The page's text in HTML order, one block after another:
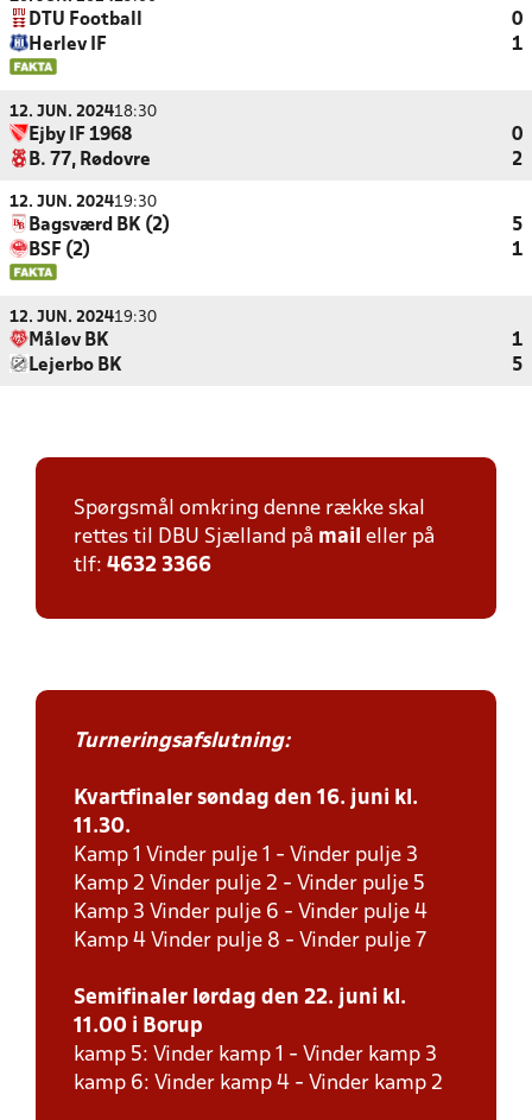
DTU Football
0
Herlev IF
1
12. JUN. 202418:30
Ejby IF 1968
0
B. 77, Rødovre
2
12. JUN. 202419:30
Bagsværd BK (2)
5
BSF (2)
1
12. JUN. 202419:30
Måløv BK
1
Lejerbo BK
5
Spørgsmål omkring denne række skal
rettes til DBU Sjælland på mail eller på
tlf: 4632 3366
Turneringsafslutning:
Kvartfinaler søndag den 16. juni kl.
11.30.
Kamp 1 Vinder pulje 1 - Vinder pulje 3
Kamp 2 Vinder pulje 2 - Vinder pulje 5
Kamp 3 Vinder pulje 6 - Vinder pulje 4
Kamp 4 Vinder pulje 8 - Vinder pulje 7
Semifinaler lørdag den 22. juni kl.
11.00 i Borup
kamp 5: Vinder kamp 1 - Vinder kamp 3
kamp 6: Vinder kamp 4 - Vinder kamp 2